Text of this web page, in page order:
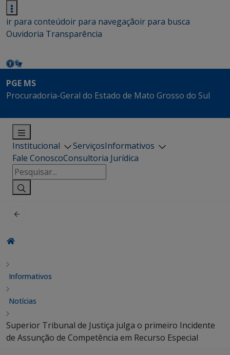
ir para conteúdoir para navegaçãoir para busca
Ouvidoria Transparência
PGE MS
Procuradoria-Geral do Estado de Mato Grosso do Sul
Institucional ServiçosInformativos
Fale ConoscoConsultoria Jurídica
Pesquisar
por:
Informativos
Notícias
Superior Tribunal de Justiça julga o primeiro Incidente
de Assunção de Competência em Recurso Especial